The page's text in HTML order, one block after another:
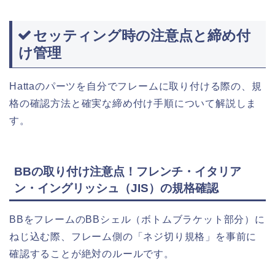
セッティング時の注意点と締め付
け管理
Hattaのパーツを自分でフレームに取り付ける際の、規
格の確認方法と確実な締め付け手順について解説しま
す。
BBの取り付け注意点！フレンチ・イタリア
ン・イングリッシュ（JIS）の規格確認
BBをフレームのBBシェル（ボトムブラケット部分）に
ねじ込む際、フレーム側の「ネジ切り規格」を事前に
確認することが絶対のルールです。